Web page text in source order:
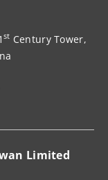
st Century Tower,
Limited